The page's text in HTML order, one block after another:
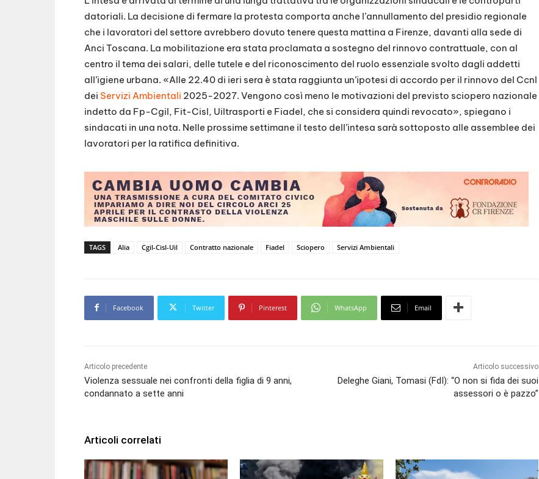
datoriali. La decisione di fermare la protesta comporta anche l’annullamento del presidio regionale
che i lavoratori del settore avrebbero dovuto tenere questa mattina a Firenze, davanti alla sede di
Anci Toscana. La mobilitazione era stata proclamata a sostegno del rinnovo contrattuale, con al
centro il tema dei salari, delle tutele e del riconoscimento del ruolo essenziale svolto dagli addetti
all’igiene urbana. «Alle 22.40 di ieri sera è stata raggiunta un’ipotesi di accordo per il rinnovo del Ccnl
dei Servizi Ambientali 2025-2027. Vengono così meno le motivazioni del previsto sciopero nazionale
indetto da Fp-Cgil, Fit-Cisl, Uiltrasporti e Fiadel, che si considera quindi revocato», spiegano i
sindacati in una nota. Nelle prossime settimane il testo dell’intesa sarà sottoposto alle assemblee dei
lavoratori per la ratifica definitiva.
TAGS Alia Cgil-Cisl-Uil Contratto nazionale Fiadel Sciopero Servizi Ambientali
Facebook Twitter Pinterest WhatsApp Email
Articolo precedente
Violenza sessuale nei confronti della figlia di 9 anni,
condannato a sette anni
Articolo successivo
Deleghe Giani, Tomasi (FdI): “O non si fida dei suoi
assessori o è pazzo”
Articoli correlati